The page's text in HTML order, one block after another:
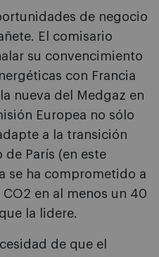
de negocio
El comisario
su convencimiento
con Francia
nueva del Medgaz en
Europea no sólo
a la transición
París (en este
se ha comprometido a
en al menos un 40
la lidere.
de que el